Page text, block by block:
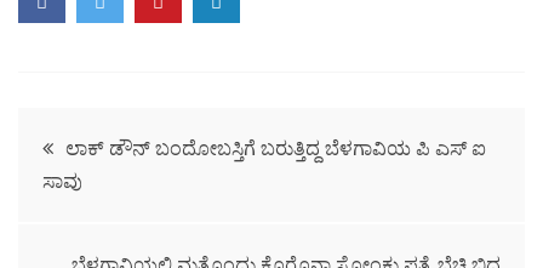
ಲಾಕ್ ಡೌನ್ ಬಂದೋಬಸ್ತಿಗೆ ಬರುತ್ತಿದ್ದ ಬೆಳಗಾವಿಯ ಪಿ ಎಸ್ ಐ
ಸಾವು